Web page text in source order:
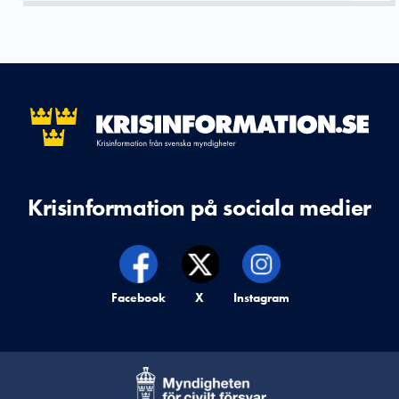
Krisinformation på sociala medier
Krisinformation på,
Facebook Krisinformation på,
X Krisinformation på,
Instagram